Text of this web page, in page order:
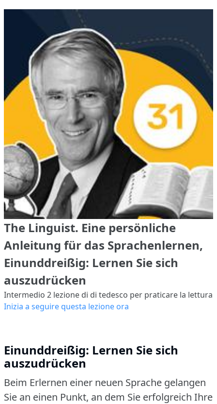
The Linguist. Eine persönliche
Anleitung für das Sprachenlernen,
Einunddreißig: Lernen Sie sich
auszudrücken
Intermedio 2 lezione di di tedesco per praticare la lettura
Inizia a seguire questa lezione ora
Einunddreißig: Lernen Sie sich
auszudrücken
Beim Erlernen einer neuen Sprache gelangen
Sie an einen Punkt, an dem Sie erfolgreich Ihre